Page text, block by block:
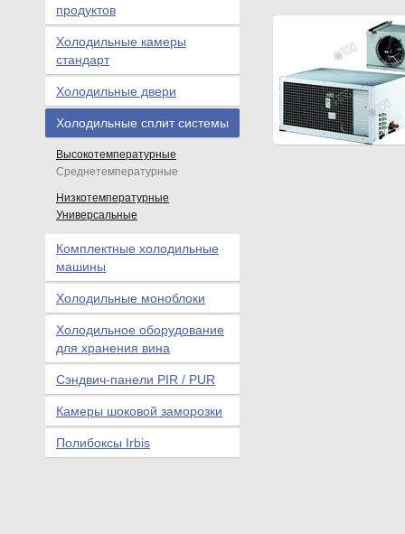
продуктов
Холодильные камеры
стандарт
Холодильные двери
Холодильные сплит системы
Высокотемпературные
Среднетемпературные
Низкотемпературные
Универсальные
Комплектные холодильные
машины
Холодильные моноблоки
Холодильное оборудование
для хранения вина
Сэндвич-панели PIR / PUR
Камеры шоковой заморозки
Полибоксы Irbis